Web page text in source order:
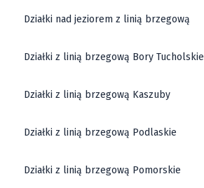
Działki nad jeziorem z linią brzegową
Działki z linią brzegową Bory Tucholskie
Działki z linią brzegową Kaszuby
Działki z linią brzegową Podlaskie
Działki z linią brzegową Pomorskie